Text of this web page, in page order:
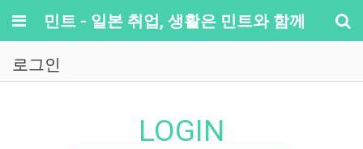
메뉴민트 - 일본 취업, 생활은 민트와 함께
로그인
LOGIN